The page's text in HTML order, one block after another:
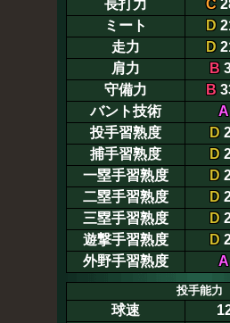
長打力 C
ミート
D
走力
D
肩力
B
守備力
B
バント技術
A
投手習熟度
D
捕手習熟度
D
一塁手習熟度
D
二塁手習熟度
D
三塁手習熟度
D
遊撃手習熟度
D
外野手習熟度
A
投手能力
球速